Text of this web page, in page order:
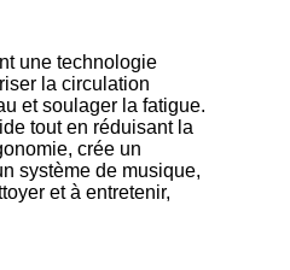
une technologie
la circulation
et soulager la fatigue.
tout en réduisant la
crée un
système de musique,
et à entretenir,